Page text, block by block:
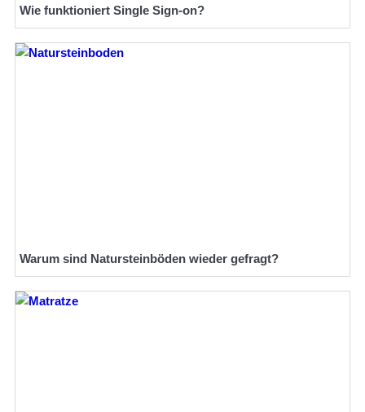
Wie funktioniert Single Sign-on?
Warum sind Natursteinböden wieder gefragt?